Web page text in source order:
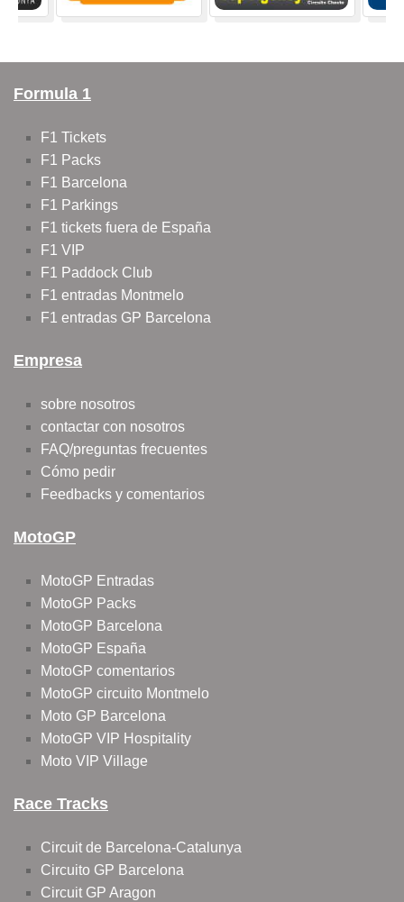
Formula 1
F1 Tickets
F1 Packs
F1 Barcelona
F1 Parkings
F1 tickets fuera de España
F1 VIP
F1 Paddock Club
F1 entradas Montmelo
F1 entradas GP Barcelona
Empresa
sobre nosotros
contactar con nosotros
FAQ/preguntas frecuentes
Cómo pedir
Feedbacks y comentarios
MotoGP
MotoGP Entradas
MotoGP Packs
MotoGP Barcelona
MotoGP España
MotoGP comentarios
MotoGP circuito Montmelo
Moto GP Barcelona
MotoGP VIP Hospitality
Moto VIP Village
Race Tracks
Circuit de Barcelona-Catalunya
Circuito GP Barcelona
Circuit GP Aragon